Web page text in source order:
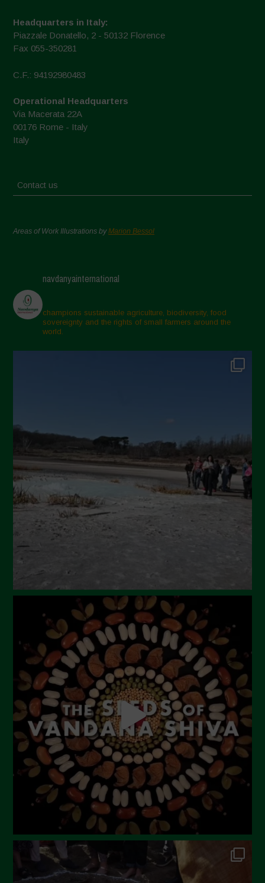
Headquarters in Italy:
Piazzale Donatello, 2 - 50132 Florence
Fax 055-350281
C.F.: 94192980483
Operational Headquarters
Via Macerata 22A
00176 Rome - Italy
Italy
Contact us
Areas of Work Illustrations byMarion Bessol
navdanyainternational
champions sustainable agriculture, biodiversity, food
sovereignty and the rights of small farmers around the
world.